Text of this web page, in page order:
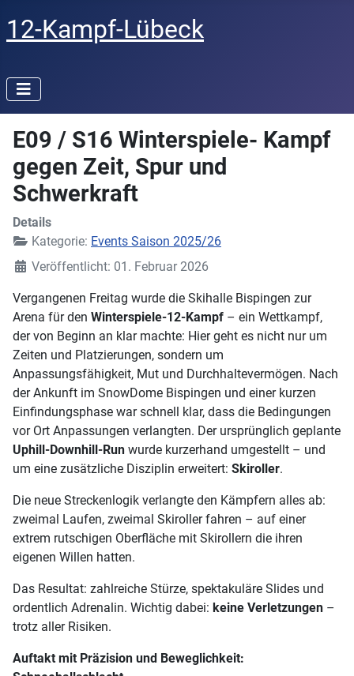
12-Kampf-Lübeck
E09 / S16 Winterspiele- Kampf
gegen Zeit, Spur und
Schwerkraft
Details
Kategorie: Events Saison 2025/26
Veröffentlicht: 01. Februar 2026
Vergangenen Freitag wurde die Skihalle Bispingen zur
Arena für den Winterspiele-12-Kampf – ein Wettkampf,
der von Beginn an klar machte: Hier geht es nicht nur um
Zeiten und Platzierungen, sondern um
Anpassungsfähigkeit, Mut und Durchhaltevermögen. Nach
der Ankunft im SnowDome Bispingen und einer kurzen
Einfindungsphase war schnell klar, dass die Bedingungen
vor Ort Anpassungen verlangten. Der ursprünglich geplante
Uphill-Downhill-Run wurde kurzerhand umgestellt – und
um eine zusätzliche Disziplin erweitert: Skiroller.
Die neue Streckenlogik verlangte den Kämpfern alles ab:
zweimal Laufen, zweimal Skiroller fahren – auf einer
extrem rutschigen Oberfläche mit Skirollern die ihren
eigenen Willen hatten.
Das Resultat: zahlreiche Stürze, spektakuläre Slides und
ordentlich Adrenalin. Wichtig dabei: keine Verletzungen –
trotz aller Risiken.
Auftakt mit Präzision und Beweglichkeit: